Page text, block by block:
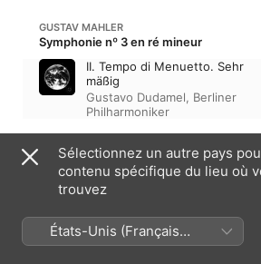
GUSTAV MAHLER
Symphonie nº 3 en ré mineur
II. Tempo di Menuetto. Sehr
mäßig
Gustavo Dudamel, Berliner
Philharmoniker
PIOTR ILITCH TCHAÏKOVSKI
The Seasons (June), Op37a
(piano)
Sélectionnez un autre pays
contenu spécifique du lieu où
trouvez
États-Unis (Français
France)